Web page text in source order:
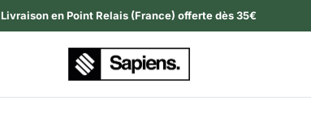
Livraison en Point Relais (France) offerte dès 35€